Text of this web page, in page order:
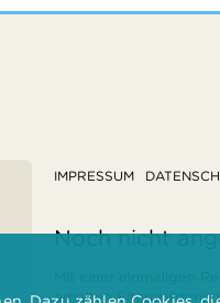
IMPRESSUM
Noch nicht
erhalten